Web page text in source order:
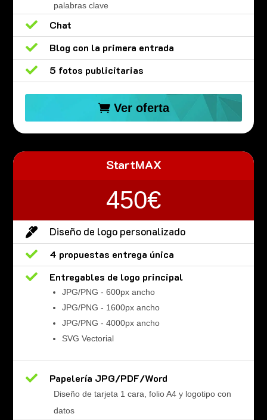
palabras clave

Chat

Blog con la primera entrada

5 fotos publicitarias
Ver oferta
StartMAX
450€
 Diseño de logo personalizado

4 propuestas entrega única

Entregables de logo principal
JPG/PNG - 600px ancho
JPG/PNG - 1600px ancho
JPG/PNG - 4000px ancho
SVG Vectorial
 Papelería JPG/PDF/Word
Diseño de tarjeta 1 cara, folio A4 y logotipo con
datos